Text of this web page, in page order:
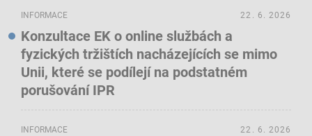
INFORMACE
Konzultace EK o online službách a
fyzických tržištích nacházejících se mimo
Unii, které se podílejí na podstatném
porušování IPR
22. 6. 2026
INFORMACE 22. 6. 2026